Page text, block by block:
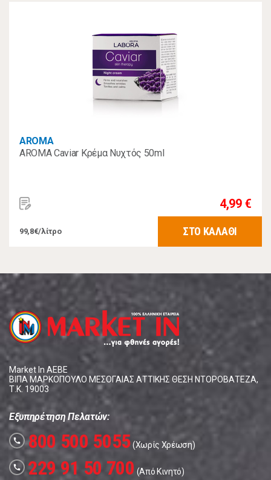
AROMA
AROMA Caviar Κρέμα Νυχτός 50ml
4,99 €
99,8€/λίτρο ΣΤΟ ΚΑΛΑΘΙ
Market In ΑΕΒΕ
ΒΙΠΑ ΜΑΡΚΟΠΟΥΛΟ ΜΕΣΟΓΑΙΑΣ ΑΤΤΙΚΗΣ ΘΕΣΗ ΝΤΟΡΟΒΑΤΕΖΑ,
Τ.Κ. 19003
Εξυπηρέτηση Πελατών:
call 800 500 5055(Χωρίς Χρέωση)
call 229 91 50 700 (Από Κινητό)